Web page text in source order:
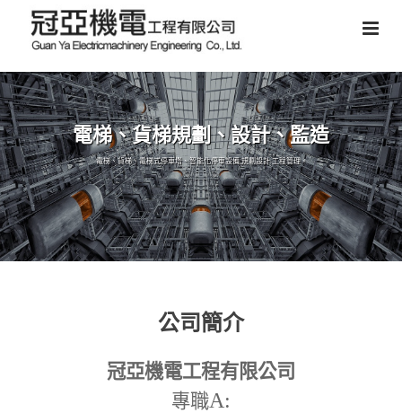
電梯、貨梯規劃、設計、監造
電梯、貨梯、電梯式停車塔、智能化停車設備,規劃設計,工程管理。
公司簡介
冠亞機電工程有限公司
專職A: